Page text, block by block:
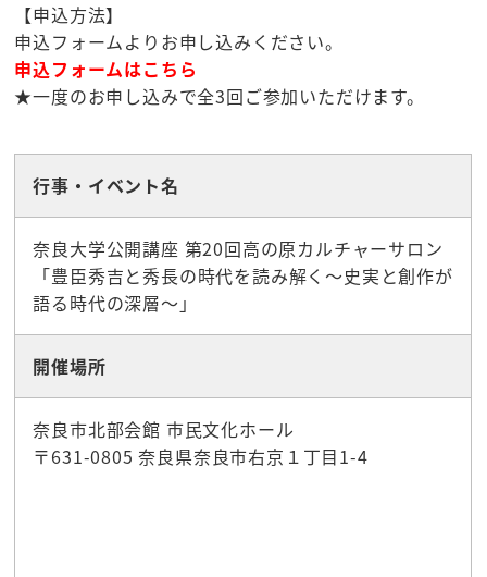
【申込方法】
申込フォームよりお申し込みください。
申込フォームはこちら
★一度のお申し込みで全3回ご参加いただけます。
行事・イベント名
奈良大学公開講座 第20回高の原カルチャーサロン
「豊臣秀吉と秀長の時代を読み解く～史実と創作が
語る時代の深層～」
開催場所
奈良市北部会館 市民文化ホール
〒631-0805 奈良県奈良市右京１丁目1-4